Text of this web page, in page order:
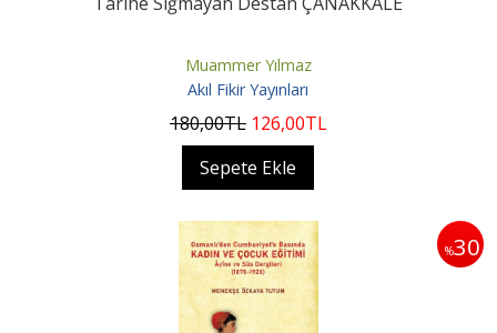
Muammer Yılmaz
Akıl Fikir Yayınları
180,00TL 126,00TL
Sepete Ekle
%30